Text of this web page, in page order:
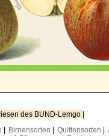
des BUND-Lemgo
Birnensorten Quittensorten